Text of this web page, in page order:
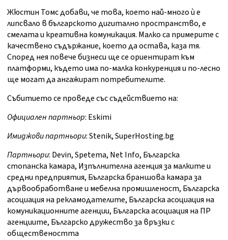
Жюстин Томс добави, че това, което най-много ѝ е
липсвало в българското дигитално пространство, е
смелата и креативна комуникация. Малко са примерите с
качествено съдържание, което да остава, каза тя.
Според нея повече бизнеси ще се ориентират към
платформи, където има по-малка конкуренция и по-лесно
ще могат да ангажират потребителите.
Събитието се проведе със съдействието на:
Официален партньор: Eskimi
Имиджови партньори: Stenik, SuperHosting.bg
Партньори: Devin, Spetema, Net Info, Българска
стопанска камара, Изпълнителна агенция за малките и
средни предприятия, Българска браншова камара за
дървообработване и мебелна промишленост, Българска
асоциация на рекламодателите, Българска асоциация на
комуникационните агенции, Българска асоциация на ПР
агенциите, Българско дружество за връзки с
обществеността